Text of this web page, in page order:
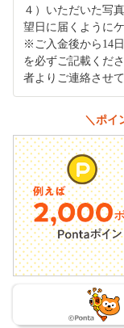
４）いただいた写
望日に届くように
※ご入金後から14
を必ずご記載くだ
者よりご連絡させ
＼ポイ